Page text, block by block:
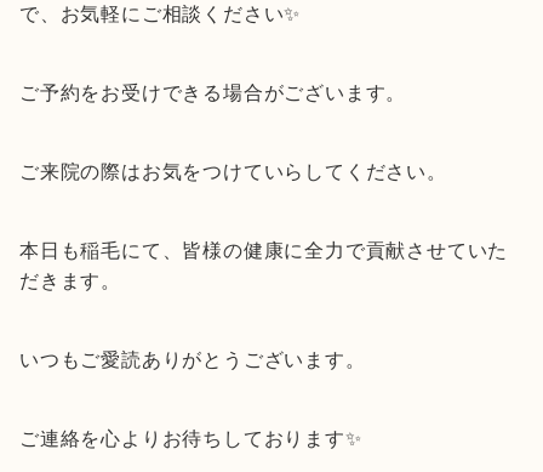
で、お気軽にご相談ください✨
ご予約をお受けできる場合がございます。
ご来院の際はお気をつけていらしてください。
本日も稲毛にて、皆様の健康に全力で貢献させていた
だきます。
いつもご愛読ありがとうございます。
ご連絡を心よりお待ちしております✨